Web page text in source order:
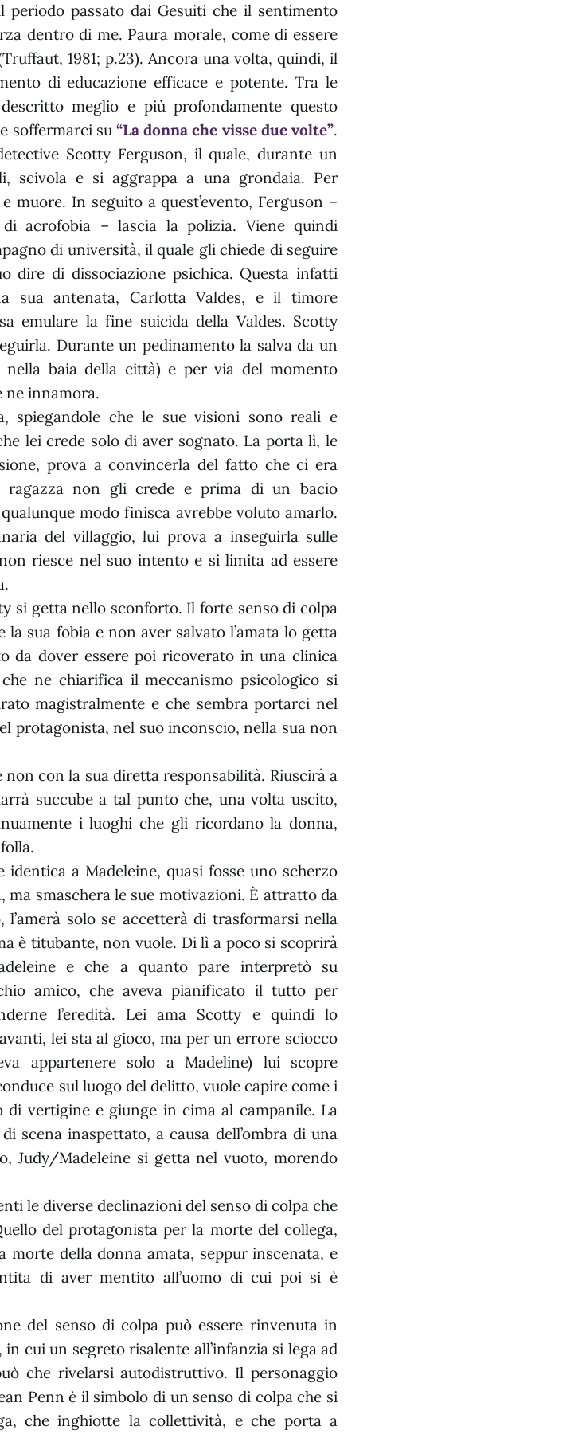
periodo passato dai Gesuiti che il sentimento
dentro di me. Paura morale, come di essere
1981; p.23). Ancora una volta, quindi, il
di educazione efficace e potente. Tra le
meglio e più profondamente questo
soffermarci su “La donna che visse due volte”.
Scotty Ferguson, il quale, durante un
scivola e si aggrappa a una grondaia. Per
muore. In seguito a quest’evento, Ferguson –
acrofobia – lascia la polizia. Viene quindi
di università, il quale gli chiede di seguire
dire di dissociazione psichica. Questa infatti
sua antenata, Carlotta Valdes, e il timore
emulare la fine suicida della Valdes. Scotty
Durante un pedinamento la salva da un
baia della città) e per via del momento
ne innamora.
spiegandole che le sue visioni sono reali e
lei crede solo di aver sognato. La porta lì, le
prova a convincerla del fatto che ci era
ragazza non gli crede e prima di un bacio
modo finisca avrebbe voluto amarlo.
del villaggio, lui prova a inseguirla sulle
riesce nel suo intento e si limita ad essere
si getta nello sconforto. Il forte senso di colpa
sua fobia e non aver salvato l’amata lo getta
da dover essere poi ricoverato in una clinica
ne chiarifica il meccanismo psicologico si
magistralmente e che sembra portarci nel
protagonista, nel suo inconscio, nella sua non
con la sua diretta responsabilità. Riuscirà a
succube a tal punto che, una volta uscito,
i luoghi che gli ricordano la donna,
a Madeleine, quasi fosse uno scherzo
ma smaschera le sue motivazioni. È attratto da
solo se accetterà di trasformarsi nella
è titubante, non vuole. Di lì a poco si scoprirà
e che a quanto pare interpretò su
amico, che aveva pianificato il tutto per
l’eredità. Lei ama Scotty e quindi lo
lei sta al gioco, ma per un errore sciocco
appartenere solo a Madeline) lui scopre
sul luogo del delitto, vuole capire come i
vertigine e giunge in cima al campanile. La
scena inaspettato, a causa dell’ombra di una
Judy/Madeleine si getta nel vuoto, morendo
le diverse declinazioni del senso di colpa che
del protagonista per la morte del collega,
morte della donna amata, seppur inscenata, e
di aver mentito all’uomo di cui poi si è
del senso di colpa può essere rinvenuta in
in cui un segreto risalente all’infanzia si lega ad
che rivelarsi autodistruttivo. Il personaggio
Penn è il simbolo di un senso di colpa che si
che inghiotte la collettività, e che porta a